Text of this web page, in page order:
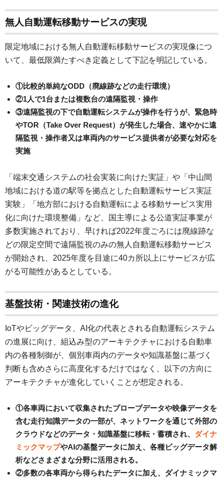
無人自動運転移動サービスの実現
限定地域における無人自動運転移動サービスの実現像につ
いて、最低限満たすべき定義として下記を明記している。
①比較的単純なODD（廃線跡などの走行環境）
②1人で1台または複数台の遠隔監視・操作
③遠隔監視の下で自動運転システムが操作を行うが、緊急時
やTOR（Take Over Request）が発生した場合、速やかに遠
隔監視・操作者又は車両内のサービス提供者が必要な対応を
実施
「端末交通システムの社会実装に向けた実証」や「中山間
地域における道の駅等を拠点とした自動運転サービス実証
実験」「地方部における自動運転による移動サービス実用
化に向けた環境整備」など、国主導による公道実証事業が
多数実施されており、早ければ2022年度ごろには廃線跡な
どの限定空間で遠隔監視のみの無人自動運転移動サービス
が開始され、2025年度を目途に40カ所以上にサービスが広
がる可能性があるとしている。
基盤技術・関連技術の進化
IoTやビッグデータ、AI化の代表とされる自動運転システム
の進展に向け、組込み型のアーキテクチャにおける自動車
内の各種制御が、個別車両内のデータや知識基盤に基づく
判断も含めさらに高度化するだけではなく、以下の方向に
アーキテクチャが進化していくことが想定される。
①各車両において収集されたプローブデータや映像データを
含む走行知識データの一部が、ネットワークを通じて外部の
クラウドなどのデータ・知識基盤に移転・蓄積され、 ダイナ
ミックマップやAIの基盤データに加え、各種ビッグデータ解
析などさまざまな分野に活用される。
②多数の各車両から得られたデータに加え、ダイナミックマ